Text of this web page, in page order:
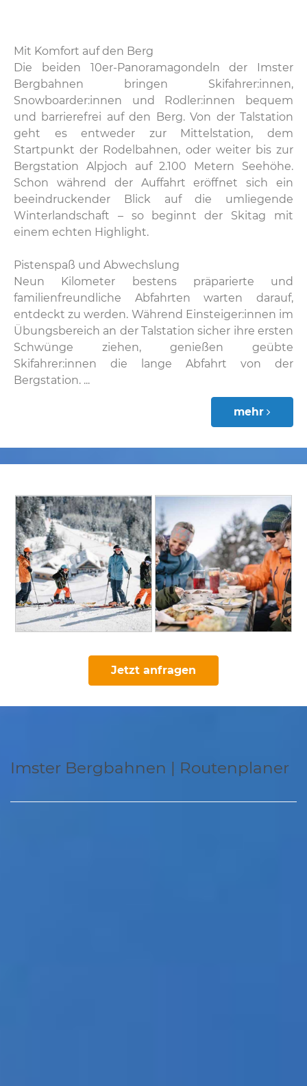
Mit Komfort auf den Berg
Die beiden 10er-Panoramagondeln der Imster
Bergbahnen bringen Skifahrer:innen,
Snowboarder:innen und Rodler:innen bequem
und barrierefrei auf den Berg. Von der Talstation
geht es entweder zur Mittelstation, dem
Startpunkt der Rodelbahnen, oder weiter bis zur
Bergstation Alpjoch auf 2.100 Metern Seehöhe.
Schon während der Auffahrt eröffnet sich ein
beeindruckender Blick auf die umliegende
Winterlandschaft – so beginnt der Skitag mit
einem echten Highlight.
Pistenspaß und Abwechslung
Neun Kilometer bestens präparierte und
familienfreundliche Abfahrten warten darauf,
entdeckt zu werden. Während Einsteiger:innen im
Übungsbereich an der Talstation sicher ihre ersten
Schwünge ziehen, genießen geübte
Skifahrer:innen die lange Abfahrt von der
Bergstation. ...
mehr
Jetzt anfragen
Imster Bergbahnen | Routenplaner